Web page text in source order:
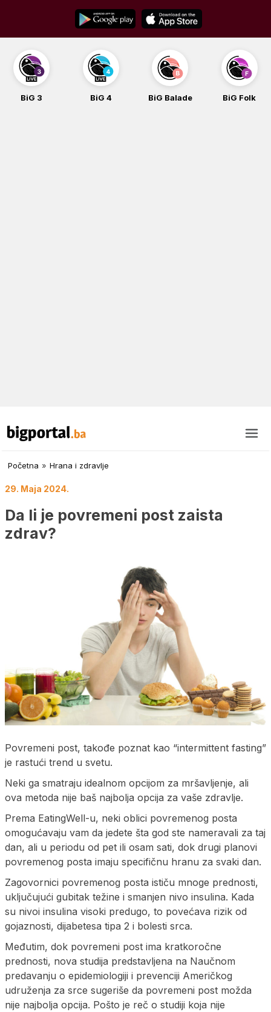
content
BiG 3 BiG 4 BiG Balade BiG Folk
Početna » Hrana i zdravlje
29. Maja 2024.
Da li je povremeni post zaista
zdrav?
Povremeni post, takođe poznat kao “intermittent fasting”
je rastući trend u svetu.
Neki ga smatraju idealnom opcijom za mršavljenje, ali
ova metoda nije baš najbolja opcija za vaše zdravlje.
Prema EatingWell-u, neki oblici povremenog posta
omogućavaju vam da jedete šta god ste nameravali za taj
dan, ali u periodu od pet ili osam sati, dok drugi planovi
povremenog posta imaju specifičnu hranu za svaki dan.
Zagovornici povremenog posta ističu mnoge prednosti,
uključujući gubitak težine i smanjen nivo insulina. Kada
su nivoi insulina visoki predugo, to povećava rizik od
gojaznosti, dijabetesa tipa 2 i bolesti srca.
Međutim, dok povremeni post ima kratkoročne
prednosti, nova studija predstavljena na Naučnom
predavanju o epidemiologiji i prevenciji Američkog
udruženja za srce sugeriše da povremeni post možda
nije najbolja opcija. Pošto je reč o studiji koja nije